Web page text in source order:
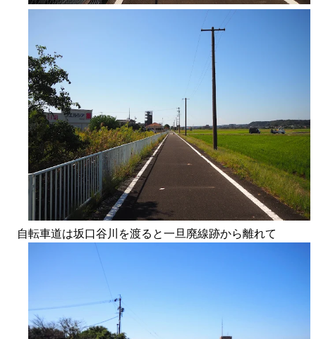
自転車道は坂口谷川を渡ると一旦廃線跡から離れて